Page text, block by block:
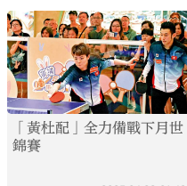
「黃杜配」全力備戰下月世
錦賽